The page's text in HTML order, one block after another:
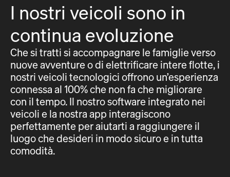
I nostri veicoli sono in
continua evoluzione
Che si tratti si accompagnare le famiglie verso
nuove avventure o di elettrificare intere flotte, i
nostri veicoli tecnologici offrono un’esperienza
connessa al 100% che non fa che migliorare
con il tempo. Il nostro software integrato nei
veicoli e la nostra app interagiscono
perfettamente per aiutarti a raggiungere il
luogo che desideri in modo sicuro e in tutta
comodità.